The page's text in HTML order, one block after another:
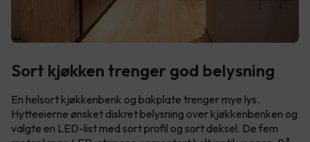
Sort kjøkken trenger god belysning
En helsort kjøkkenbenk og bakplate trenger mye lys.
Hytteeierne ønsket diskret belysning over kjøkkenbenken og
valgte en LED-list med sort profil og sort deksel. De fem